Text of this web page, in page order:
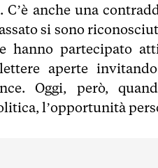
anche una
si sono
hanno partecipato
aperte
Oggi, però,
l’opportunità